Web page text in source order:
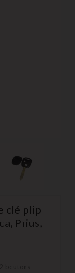
clé plip
Prius,